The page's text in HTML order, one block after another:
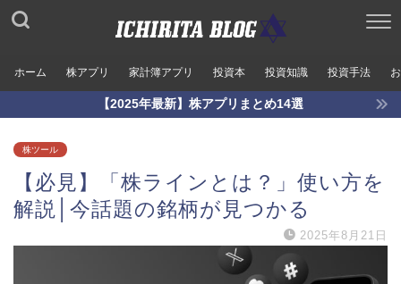
ホーム 株アプリ 家計簿アプリ 投資本 投資知識 投資手法
【2025年最新】株アプリまとめ14選
株ツール
【必見】「株ラインとは？」使い方を
解説│今話題の銘柄が見つかる
2025年8月21日